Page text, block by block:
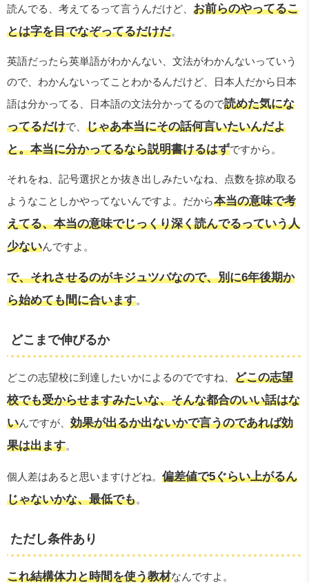
読んでる、考えてるって言うんだけど、 お前らのやってるこ
とは字を目でなぞってるだけだ。
英語だったら英単語がわかんない、文法がわかんないっていう
ので、わかんないってことわかるんだけど、日本人だから日本
語は分かってる、日本語の文法分かってるので読めた気にな
ってるだけで、 じゃあ本当にその話何言いたいんだよ
と。本当に分かってるなら説明書けるはずですから。
それをね、記号選択とか抜き出しみたいなね、点数を掠め取る
ようなことしかやってないんですよ。だから本当の意味で考
えてる、本当の意味でじっくり深く読んでるっていう人
少ないんですよ。
で、それさせるのがキジュツバなので、別に6年後期か
ら始めても間に合います。
どこまで伸びるか
どこの志望校に到達したいかによるのでですね、 どこの志望
校でも受からせますみたいな、そんな都合のいい話はな
いんですが、 効果が出るか出ないかで言うのであれば効
果は出ます。
個人差はあると思いますけどね。 偏差値で5ぐらい上がるん
じゃないかな、最低でも。
ただし条件あり
これ結構体力と時間を使う教材なんですよ。